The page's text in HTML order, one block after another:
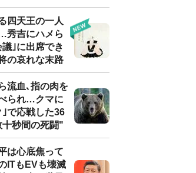
四天王の一人
秀吉にハメら
｣に出席でき
の哀れな末路
流血､指の肉を
られ…クマに
｣で応戦した36
秒間の死闘"
は心底焦って
ITもEVも壊滅